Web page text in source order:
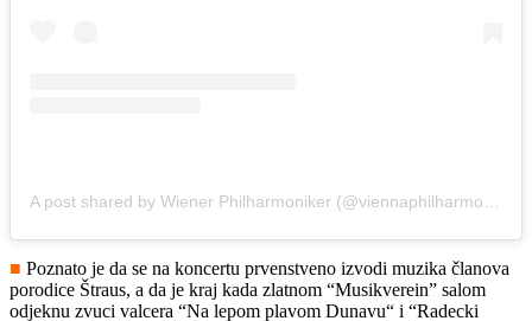
■ Poznato je da se na koncertu prvenstveno izvodi muzika članova
porodice Štraus, a da je kraj kada zlatnom “Musikverein” salom
odjeknu zvuci valcera “Na lepom plavom Dunavu“ i “Radecki